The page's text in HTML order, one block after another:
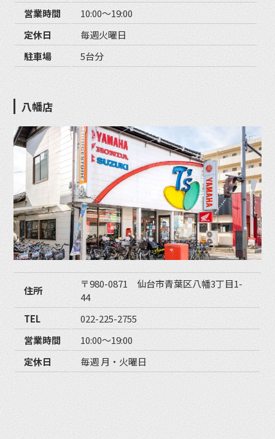
営業時間
10:00〜19:00
定休日
毎週火曜日
駐車場
5台分
八幡店
住所
〒980-0871 仙台市青葉区八幡3丁目1-
44
TEL
022-225-2755
営業時間
10:00〜19:00
定休日
毎週 月・火曜日